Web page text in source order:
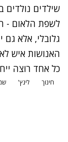
שילדים
לשפת הלאום -
גלובלי, אלא גם
האנושות איש
כל אחד רוצה
חינוך לינץ'